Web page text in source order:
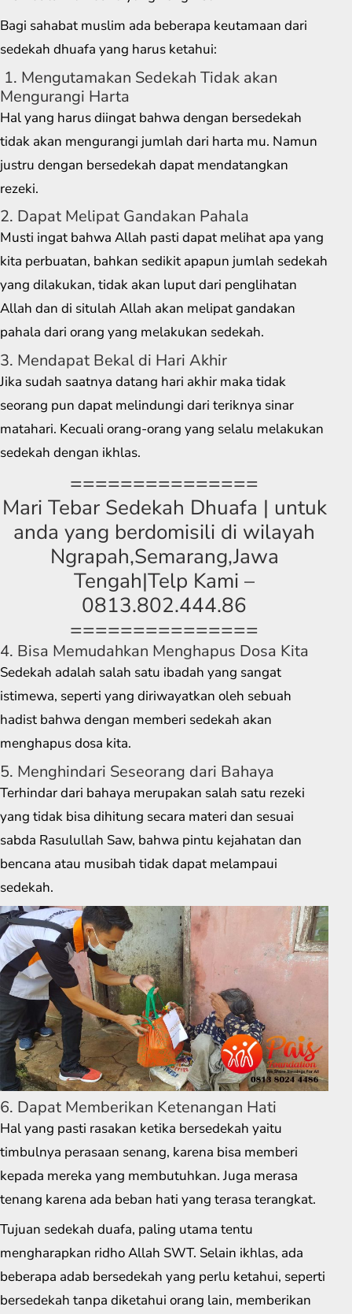
Bagi sahabat muslim ada beberapa keutamaan dari
sedekah dhuafa yang harus ketahui:
1. Mengutamakan Sedekah Tidak akan
Mengurangi Harta
Hal yang harus diingat bahwa dengan bersedekah
tidak akan mengurangi jumlah dari harta mu. Namun
justru dengan bersedekah dapat mendatangkan
rezeki.
2. Dapat Melipat Gandakan Pahala
Musti ingat bahwa Allah pasti dapat melihat apa yang
kita perbuatan, bahkan sedikit apapun jumlah sedekah
yang dilakukan, tidak akan luput dari penglihatan
Allah dan di situlah Allah akan melipat gandakan
pahala dari orang yang melakukan sedekah.
3. Mendapat Bekal di Hari Akhir
Jika sudah saatnya datang hari akhir maka tidak
seorang pun dapat melindungi dari teriknya sinar
matahari. Kecuali orang-orang yang selalu melakukan
sedekah dengan ikhlas.
===============
Mari Tebar Sedekah Dhuafa | untuk
anda yang berdomisili di wilayah
Ngrapah,Semarang,Jawa
Tengah|Telp Kami –
0813.802.444.86
===============
4. Bisa Memudahkan Menghapus Dosa Kita
Sedekah adalah salah satu ibadah yang sangat
istimewa, seperti yang diriwayatkan oleh sebuah
hadist bahwa dengan memberi sedekah akan
menghapus dosa kita.
5. Menghindari Seseorang dari Bahaya
Terhindar dari bahaya merupakan salah satu rezeki
yang tidak bisa dihitung secara materi dan sesuai
sabda Rasulullah Saw, bahwa pintu kejahatan dan
bencana atau musibah tidak dapat melampaui
sedekah.
6. Dapat Memberikan Ketenangan Hati
Hal yang pasti rasakan ketika bersedekah yaitu
timbulnya perasaan senang, karena bisa memberi
kepada mereka yang membutuhkan. Juga merasa
tenang karena ada beban hati yang terasa terangkat.
Tujuan sedekah duafa, paling utama tentu
mengharapkan ridho Allah SWT. Selain ikhlas, ada
beberapa adab bersedekah yang perlu ketahui, seperti
bersedekah tanpa diketahui orang lain, memberikan